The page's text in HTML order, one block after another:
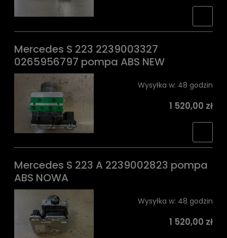
Mercedes S 223 2239003327
0265956797 pompa ABS NEW
Wysyłka w: 48 godzin
1 520,00 zł
Mercedes S 223 A 2239002823 pompa
ABS NOWA
Wysyłka w: 48 godzin
1 520,00 zł